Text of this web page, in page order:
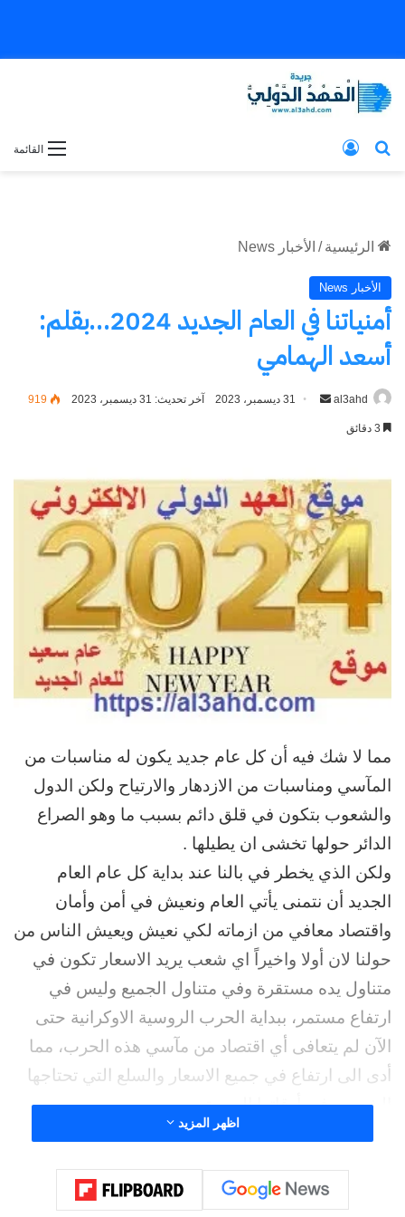
القائمة بحث عن
الرئيسية / الأخبار News
الأخبار News
أمنياتنا في العام الجديد 2024…بقلم:
أسعد الهمامي
al3ahd
أرسل
31 ديسمبر، 2023 آخر تحديث: 31 ديسمبر، 2023 919
مما لا شك فيه أن كل عام جديد يكون له مناسبات من
المآسي ومناسبات من الازدهار والارتياح ولكن الدول
والشعوب بتكون في قلق دائم بسبب ما وهو الصراع
الدائر حولها تخشى ان يطيلها .
ولكن الذي يخطر في بالنا عند بداية كل عام العام
الجديد أن نتمنى يأتي العام ونعيش في أمن وأمان
واقتصاد معافي من ازماته لكي نعيش ويعيش الناس من
حولنا لان أولا واخيراً اي شعب يريد الاسعار تكون في
متناول يده مستقرة وفي متناول الجميع وليس في
ارتفاع مستمر، ببداية الحرب الروسية الاوكرانية حتى
الآن لم يتعافى أي اقتصاد من مآسي هذه الحرب، مما
أدى الى ارتفاع في جميع الاسعار والسلع التي تحتاجها
الشعوب في أوقاتها اليومية.
الحروب الدائرة في أوكرانيا وغزة والسودان وقبلها
مسلح، متنوع ما بين حروب غير تقليدية، وحروب أهلية،
اظهر المزيد